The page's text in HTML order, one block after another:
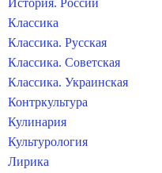
История. России
Классика
Классика. Русская
Классика. Советская
Классика. Украинская
Контркультура
Кулинария
Культурология
Лирика